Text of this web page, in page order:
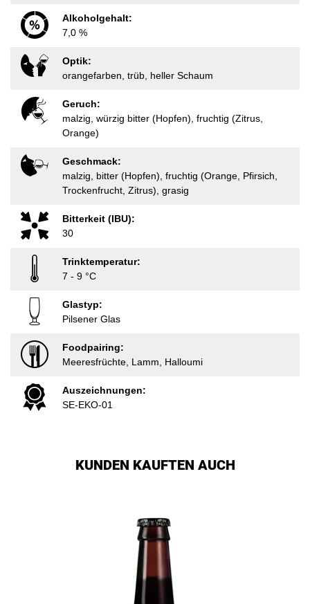
Alkoholgehalt:
7,0 %
Optik:
orangefarben, trüb, heller Schaum
Geruch:
malzig, würzig bitter (Hopfen), fruchtig (Zitrus,
Orange)
Geschmack:
malzig, bitter (Hopfen), fruchtig (Orange, Pfirsich,
Trockenfrucht, Zitrus), grasig
Bitterkeit (IBU):
30
Trinktemperatur:
7 - 9 °C
Glastyp:
Pilsener Glas
Foodpairing:
Meeresfrüchte, Lamm, Halloumi
Auszeichnungen:
SE-EKO-01
KUNDEN KAUFTEN AUCH